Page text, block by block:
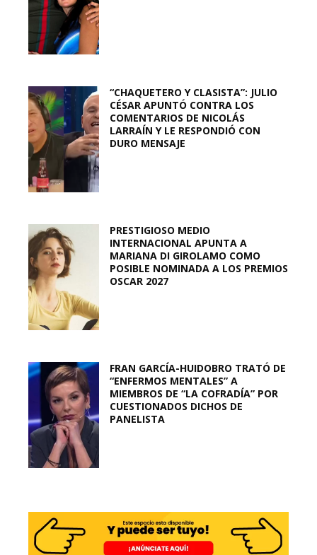
“CHAQUETERO Y CLASISTA”: JULIO
CÉSAR APUNTÓ CONTRA LOS
COMENTARIOS DE NICOLÁS
LARRAÍN Y LE RESPONDIÓ CON
DURO MENSAJE
PRESTIGIOSO MEDIO
INTERNACIONAL APUNTA A
MARIANA DI GIROLAMO COMO
POSIBLE NOMINADA A LOS PREMIOS
OSCAR 2027
FRAN GARCÍA-HUIDOBRO TRATÓ DE
“ENFERMOS MENTALES” A
MIEMBROS DE “LA COFRADÍA” POR
CUESTIONADOS DICHOS DE
PANELISTA